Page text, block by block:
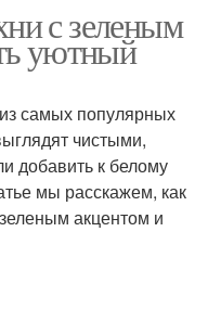
Зеленые растения
Зеленые предметы
с зеленым
уютный
самых популярных
чистыми,
добавить к белому
мы расскажем, как
акцентом и